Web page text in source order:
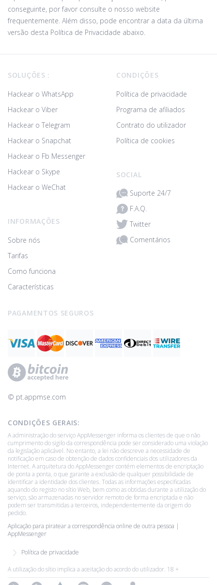
conseguinte, por favor consulte o nosso website
frequentemente. Além disso, pode encontrar a data da última
versão desta Política de Privacidade abaixo.
SOLUÇÕES :
Hackear o WhatsApp
Hackear o Viber
Hackear o Telegram
Hackear o Snapchat
Hackear o Fb Messenger
Hackear o Skype
Hackear o WeChat
INFORMAÇÕES
Sobre nós
Tarifas
Como funciona
Características
CONDIÇÕES
Política de privacidade
Programa de afiliados
Contrato do utilizador
Política de cookies
SOCIAL
Suporte 24/7
F.A.Q.
Twitter
Comentários
PAGAMENTOS SEGUROS
© ‌pt.appmse.com
CONDIÇÕES GERAIS:
A administração do serviço AppMessenger informa os clientes de que o não
cumprimento do sigilo da correspondência pode ser considerado uma violação
da legislação aplicável. No entanto, a lei não descreve a necessidade de
notificação em caso de obtenção de dados confidenciais dos utilizadores da
Internet. A arquitetura do AppMessenger contém elementos de encriptação
de ponta a ponta, o que garante a exclusão de qualquer possibilidade de
identificar a identidade dos clientes. Todas as informações especificadas
aquando do registo no sítio Web, bem como as obtidas durante a utilização do
serviço, são armazenadas no servidor remoto de forma encriptada e não
podem ser transmitidas a terceiros, independentemente da origem do
pedido.
Aplicação para piratear a correspondência online de outra pessoa |
AppMessenger
Política de privacidade
A utilização do sítio implica a aceitação do acordo do utilizador. 18 +